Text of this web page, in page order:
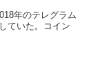
年のテレグラム
ていた。コイン